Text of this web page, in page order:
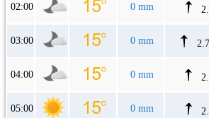
02:00 0 mm
03:00 0 mm
04:00 0 mm
05:00 0 mm